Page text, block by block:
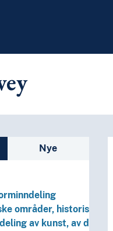
Nye
områder, historiske
av kunst, av de